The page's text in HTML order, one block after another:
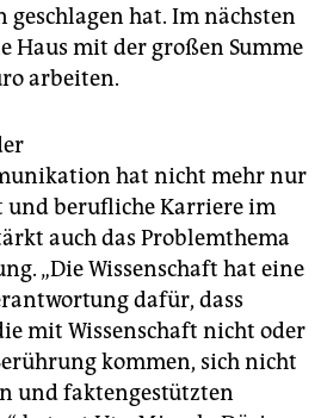
geschlagen hat. Im nächsten
Haus mit der großen Summe
arbeiten.
hat nicht mehr nur
und berufliche Karriere im
auch das Problemthema
„Die Wissenschaft hat eine
dafür, dass
mit Wissenschaft nicht oder
kommen, sich nicht
und faktengestützten